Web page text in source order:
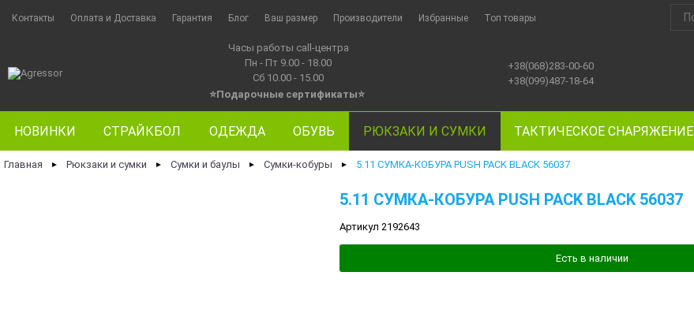
Контакты Оплата и Доставка Гарантия Блог Ваш размер Производители Избранные Топ товары
Часы работы call-центра
Пн - Пт 9.00 - 18.00
Сб 10.00 - 15.00
⭐Подарочные сертификаты⭐
+38(068)283-00-60
+38(099)487-18-64
НОВИНКИ СТРАЙКБОЛ ОДЕЖДА ОБУВЬ РЮКЗАКИ И СУМКИ ТАКТИЧЕСКОЕ СНАРЯЖЕНИЕ
Главная ► Рюкзаки и сумки ► Сумки и баулы ► Сумки-кобуры ► 5.11 СУМКА-КОБУРА PUSH PACK BLACK 56037
5.11 СУМКА-КОБУРА PUSH PACK BLACK 56037
Артикул 2192643
Есть в наличии